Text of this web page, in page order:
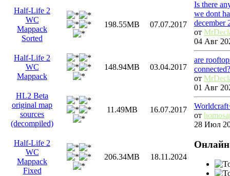
Half-Life 2
WC
Mappack
Sorted
198.55MB 07.07.2017
Half-Life 2
WC
Mappack
148.94MB 03.04.2017
HL2 Beta
original map
sources
(decompiled)
11.49MB 16.07.2017
Half-Life 2
WC
Mappack
Fixed
206.34MB 18.11.2024
Is there
we dont
december
от
04 Авг
are
connected?
от
01 Авг
от
28 Июл
Онлайн